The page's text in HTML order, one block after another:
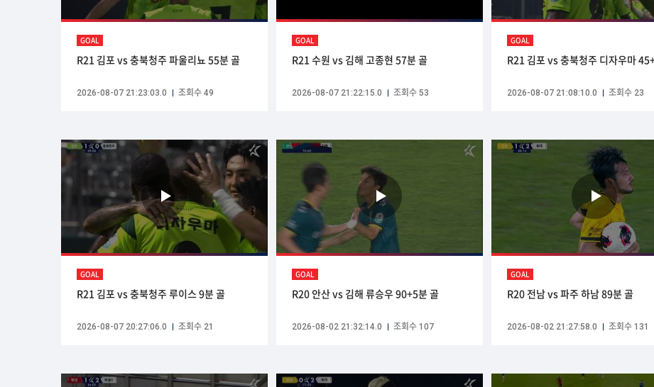
GOAL
R21 김포 vs 충북청주 파울리뇨 55분 골
2026-08-07 21:23:03.0 조회수 49
GOAL
R21 수원 vs 김해 고종현 57분 골
2026-08-07 21:22:15.0 조회수 53
GOAL
R21 김포 vs 충북청주 디자우마
2026-08-07 21:08:10.0 조회수 23
GOAL
R21 김포 vs 충북청주 루이스 9분 골
2026-08-07 20:27:06.0 조회수 21
GOAL
R20 안산 vs 김해 류승우 90+5분 골
2026-08-02 21:32:14.0 조회수 107
GOAL
R20 전남 vs 파주 하남 89분 골
2026-08-02 21:27:58.0 조회수 131